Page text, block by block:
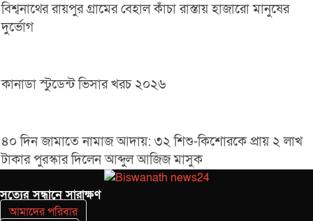
বিশ্বনাথের রায়পুর গ্রামের বেহাল কাঁচা রাস্তায় হাজারো মানুষের
দুর্ভোগ
কানাডা স্টুডেন্ট ভিসার খরচ ২০২৬
৪০ দিন জামাতে নামাজ আদায়: ৩২ শিশু-কিশোরকে প্রায় ২ লাখ
টাকার পুরস্কার দিলেন আব্দুল আজিজ মাসুক
সত‌্যের সন্ধানে সারাক্ষণ
আমাদের পরিবার